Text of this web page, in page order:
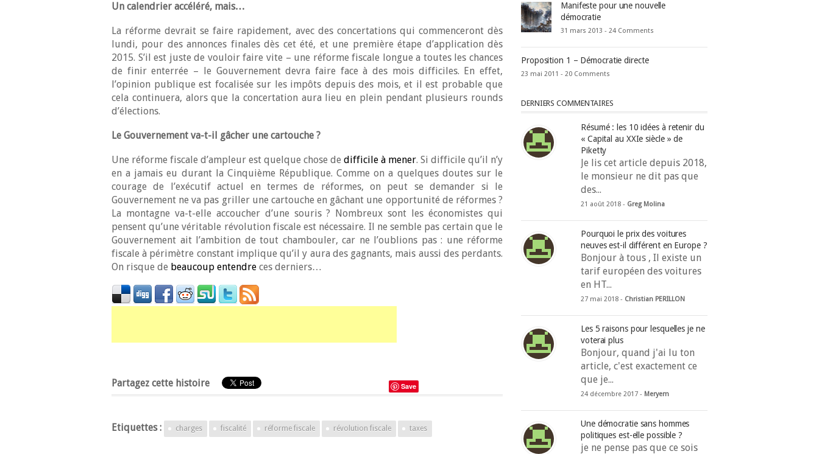
Un calendrier accéléré, mais…
La réforme devrait se faire rapidement, avec des concertations qui commenceront dès
lundi, pour des annonces finales dès cet été, et une première étape d’application dès
2015. S’il est juste de vouloir faire vite – une réforme fiscale longue a toutes les chances
de finir enterrée – le Gouvernement devra faire face à des mois difficiles. En effet,
l’opinion publique est focalisée sur les impôts depuis des mois, et il est probable que
cela continuera, alors que la concertation aura lieu en plein pendant plusieurs rounds
d’élections.
Le Gouvernement va-t-il gâcher une cartouche ?
Une réforme fiscale d’ampleur est quelque chose de difficile à mener. Si difficile qu’il n’y
en a jamais eu durant la Cinquième République. Comme on a quelques doutes sur le
courage de l’exécutif actuel en termes de réformes, on peut se demander si le
Gouvernement ne va pas griller une cartouche en gâchant une opportunité de réformes ?
La montagne va-t-elle accoucher d’une souris ? Nombreux sont les économistes qui
pensent qu’une véritable révolution fiscale est nécessaire. Il ne semble pas certain que le
Gouvernement ait l’ambition de tout chambouler, car ne l’oublions pas : une réforme
fiscale à périmètre constant implique qu’il y aura des gagnants, mais aussi des perdants.
On risque de beaucoup entendre ces derniers…
Partagez cette histoire Save
Etiquettes : charges fiscalité réforme fiscale révolution fiscale taxes
Manifeste pour une nouvelle
démocratie
31 mars 2013 - 24 Comments
Proposition 1 – Démocratie directe
23 mai 2011 - 20 Comments
DERNIERS COMMENTAIRES
Résumé : les 10 idées à retenir du
« Capital au XXIe siècle » de
Piketty
Je lis cet article depuis 2018,
le monsieur ne dit pas que
des...
21 août 2018 - Greg Molina
Pourquoi le prix des voitures
neuves est-il différent en Europe ?
Bonjour à tous , Il existe un
tarif européen des voitures
en HT...
27 mai 2018 - Christian PERILLON
Les 5 raisons pour lesquelles je ne
voterai plus
Bonjour, quand j'ai lu ton
article, c'est exactement ce
que je...
24 décembre 2017 - Meryem
Une démocratie sans hommes
politiques est-elle possible ?
je ne pense pas que ce sois